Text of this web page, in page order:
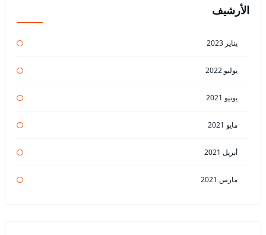
الأرشيف
يناير 2023
يوليو 2022
يونيو 2021
مايو 2021
أبريل 2021
مارس 2021